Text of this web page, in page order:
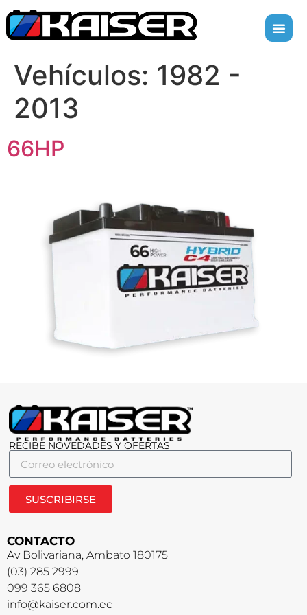
Vehículos: 1982 -
2013
66HP
RECIBE NOVEDADES Y OFERTAS
SUSCRIBIRSE
CONTACTO
Av Bolivariana, Ambato 180175
(03) 285 2999
099 365 6808
info@kaiser.com.ec